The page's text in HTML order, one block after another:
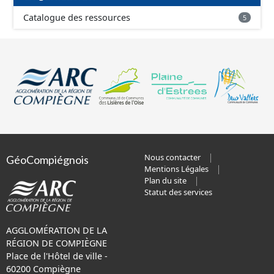
Catalogue des ressources 5
GéoCompiégnois
AGGLOMÉRATION DE LA
RÉGION DE COMPIÈGNE
Place de l'Hôtel de ville -
60200 Compiègne
Nous contacter
Mentions Légales
Plan du site
Statut des services